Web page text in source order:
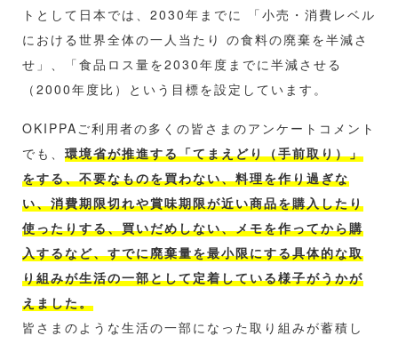
トとして日本では、2030年までに 「小売・消費レベル
における世界全体の一人当たり の食料の廃棄を半減さ
せ」、「食品ロス量を2030年度までに半減させる
（2000年度比）という目標を設定しています。
OKIPPAご利用者の多くの皆さまのアンケートコメント
でも、 環境省が推進する「てまえどり（手前取り）」
をする、不要なものを買わない、料理を作り過ぎな
い、消費期限切れや賞味期限が近い商品を購入したり
使ったりする、買いだめしない、メモを作ってから購
入するなど、すでに廃棄量を最小限にする具体的な取
り組みが生活の一部として定着している様子がうかが
えました。
皆さまのような生活の一部になった取り組みが蓄積し